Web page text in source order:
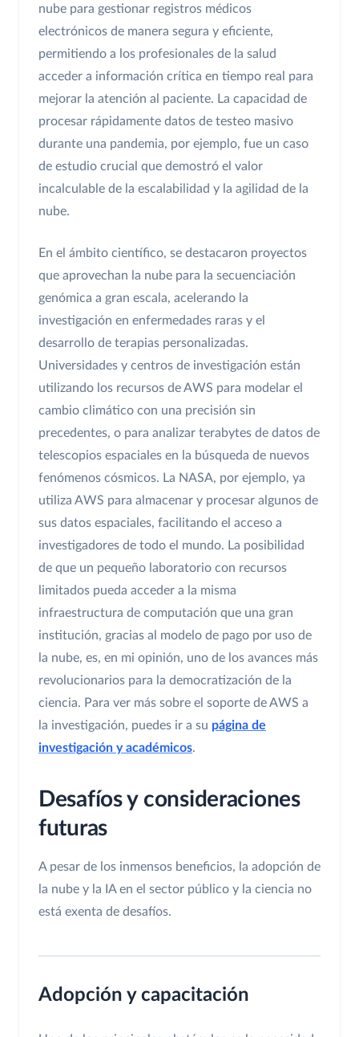
nube para gestionar registros médicos
electrónicos de manera segura y eficiente,
permitiendo a los profesionales de la salud
acceder a información crítica en tiempo real para
mejorar la atención al paciente. La capacidad de
procesar rápidamente datos de testeo masivo
durante una pandemia, por ejemplo, fue un caso
de estudio crucial que demostró el valor
incalculable de la escalabilidad y la agilidad de la
nube.
En el ámbito científico, se destacaron proyectos
que aprovechan la nube para la secuenciación
genómica a gran escala, acelerando la
investigación en enfermedades raras y el
desarrollo de terapias personalizadas.
Universidades y centros de investigación están
utilizando los recursos de AWS para modelar el
cambio climático con una precisión sin
precedentes, o para analizar terabytes de datos de
telescopios espaciales en la búsqueda de nuevos
fenómenos cósmicos. La NASA, por ejemplo, ya
utiliza AWS para almacenar y procesar algunos de
sus datos espaciales, facilitando el acceso a
investigadores de todo el mundo. La posibilidad
de que un pequeño laboratorio con recursos
limitados pueda acceder a la misma
infraestructura de computación que una gran
institución, gracias al modelo de pago por uso de
la nube, es, en mi opinión, uno de los avances más
revolucionarios para la democratización de la
ciencia. Para ver más sobre el soporte de AWS a
la investigación, puedes ir a su página de
investigación y académicos.
Desafíos y consideraciones
futuras
A pesar de los inmensos beneficios, la adopción de
la nube y la IA en el sector público y la ciencia no
está exenta de desafíos.
Adopción y capacitación